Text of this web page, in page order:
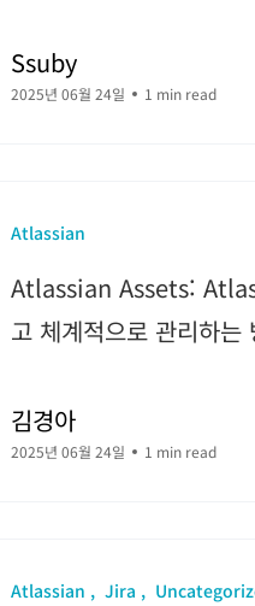
Ssuby
2025년 06월 24일 1 min read
Atlassian
Atlassian Assets:
고 체계적으로 관리하는
김경아
2025년 06월 24일 1 min read
Atlassian Jira